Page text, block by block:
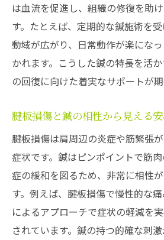
最新の鍼技術が肩の悩
腱板損傷ケアにおける鍼
鍼の新ケア法で肩の負
腱板損傷を鍼で和らげる新
肩の腱板損傷を鍼で穏や
鍼がもたらす腱板損傷
鍼で広がる腱板損傷ケア
腱板損傷改善へ鍼で踏
鍼が肩の新選択肢にな
鍼による肩の痛み緩和実感
鍼で感じる肩の痛み軽減
は血流を促進し、組織の修復を助
す。たとえば、定期的な鍼施術を
動域が広がり、日常動作が楽にな
かれます。こうした鍼の特長を活
の回復に向けた着実なサポートが期
腱板損傷と鍼の相性から見える
腱板損傷は肩周辺の炎症や筋緊張
症状です。鍼はピンポイントで筋
症の緩和を図るため、非常に相性
す。例えば、腱板損傷で慢性的な
によるアプローチで症状の軽減を
されています。鍼の持つ的確な刺